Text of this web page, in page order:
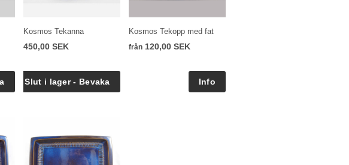
Kosmos Tekanna
450,00 SEK
Kosmos Tekopp med fat
från120,00 SEK